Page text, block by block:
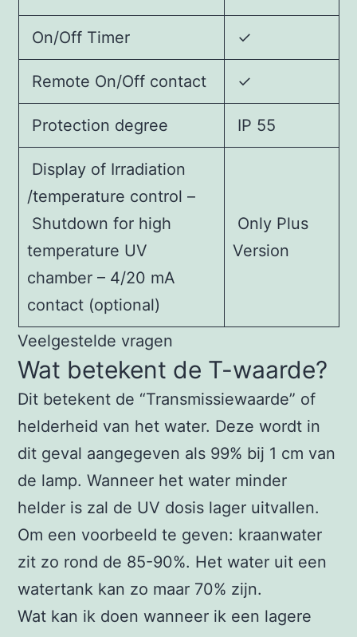
On/Off Timer ✓
Remote On/Off contact ✓
Protection degree IP 55
Display of Irradiation
/temperature control –
Shutdown for high
temperature UV
chamber – 4/20 mA
contact (optional)
Only Plus
Version
Veelgestelde vragen
Wat betekent de T-waarde?
Dit betekent de “Transmissiewaarde” of
helderheid van het water. Deze wordt in
dit geval aangegeven als 99% bij 1 cm van
de lamp. Wanneer het water minder
helder is zal de UV dosis lager uitvallen.
Om een voorbeeld te geven: kraanwater
zit zo rond de 85-90%. Het water uit een
watertank kan zo maar 70% zijn.
Wat kan ik doen wanneer ik een lagere